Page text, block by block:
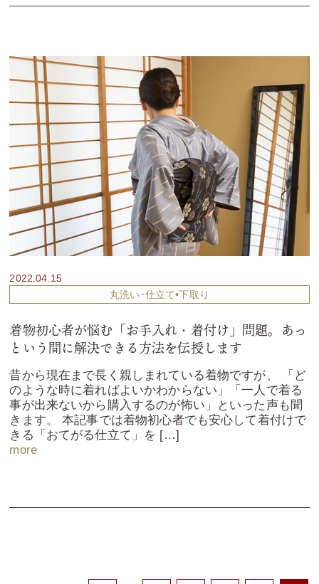
2022.04.15
丸洗い･仕立て•下取り
着物初心者が悩む「お手入れ・着付け」問題。あっ
という間に解決できる方法を伝授します
昔から現在まで長く親しまれている着物ですが、 「ど
のような時に着ればよいかわからない」「一人で着る
事が出来ないから購入するのが怖い」といった声も聞
きます。 本記事では着物初心者でも安心して着付けで
きる「おてがる仕立て」を […]
more